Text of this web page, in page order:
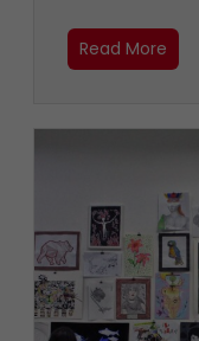
Read More